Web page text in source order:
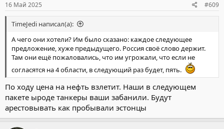
16 Май 2025 #609
TimeJedi написал(а):
А чего они хотели? Им было сказано: каждое следующее
предложение, хуже предыдущего. Россия своё слово держит.
Там они ещё пожаловались, что им угрожали, что если не
согласятся на 4 области, в следующий раз будет, пять.
По ходу цена на нефть взлетит. Наши в следующем
пакете ыроде танкеры ваши забанили. Будут
арестовывать как пробывали эстонцы